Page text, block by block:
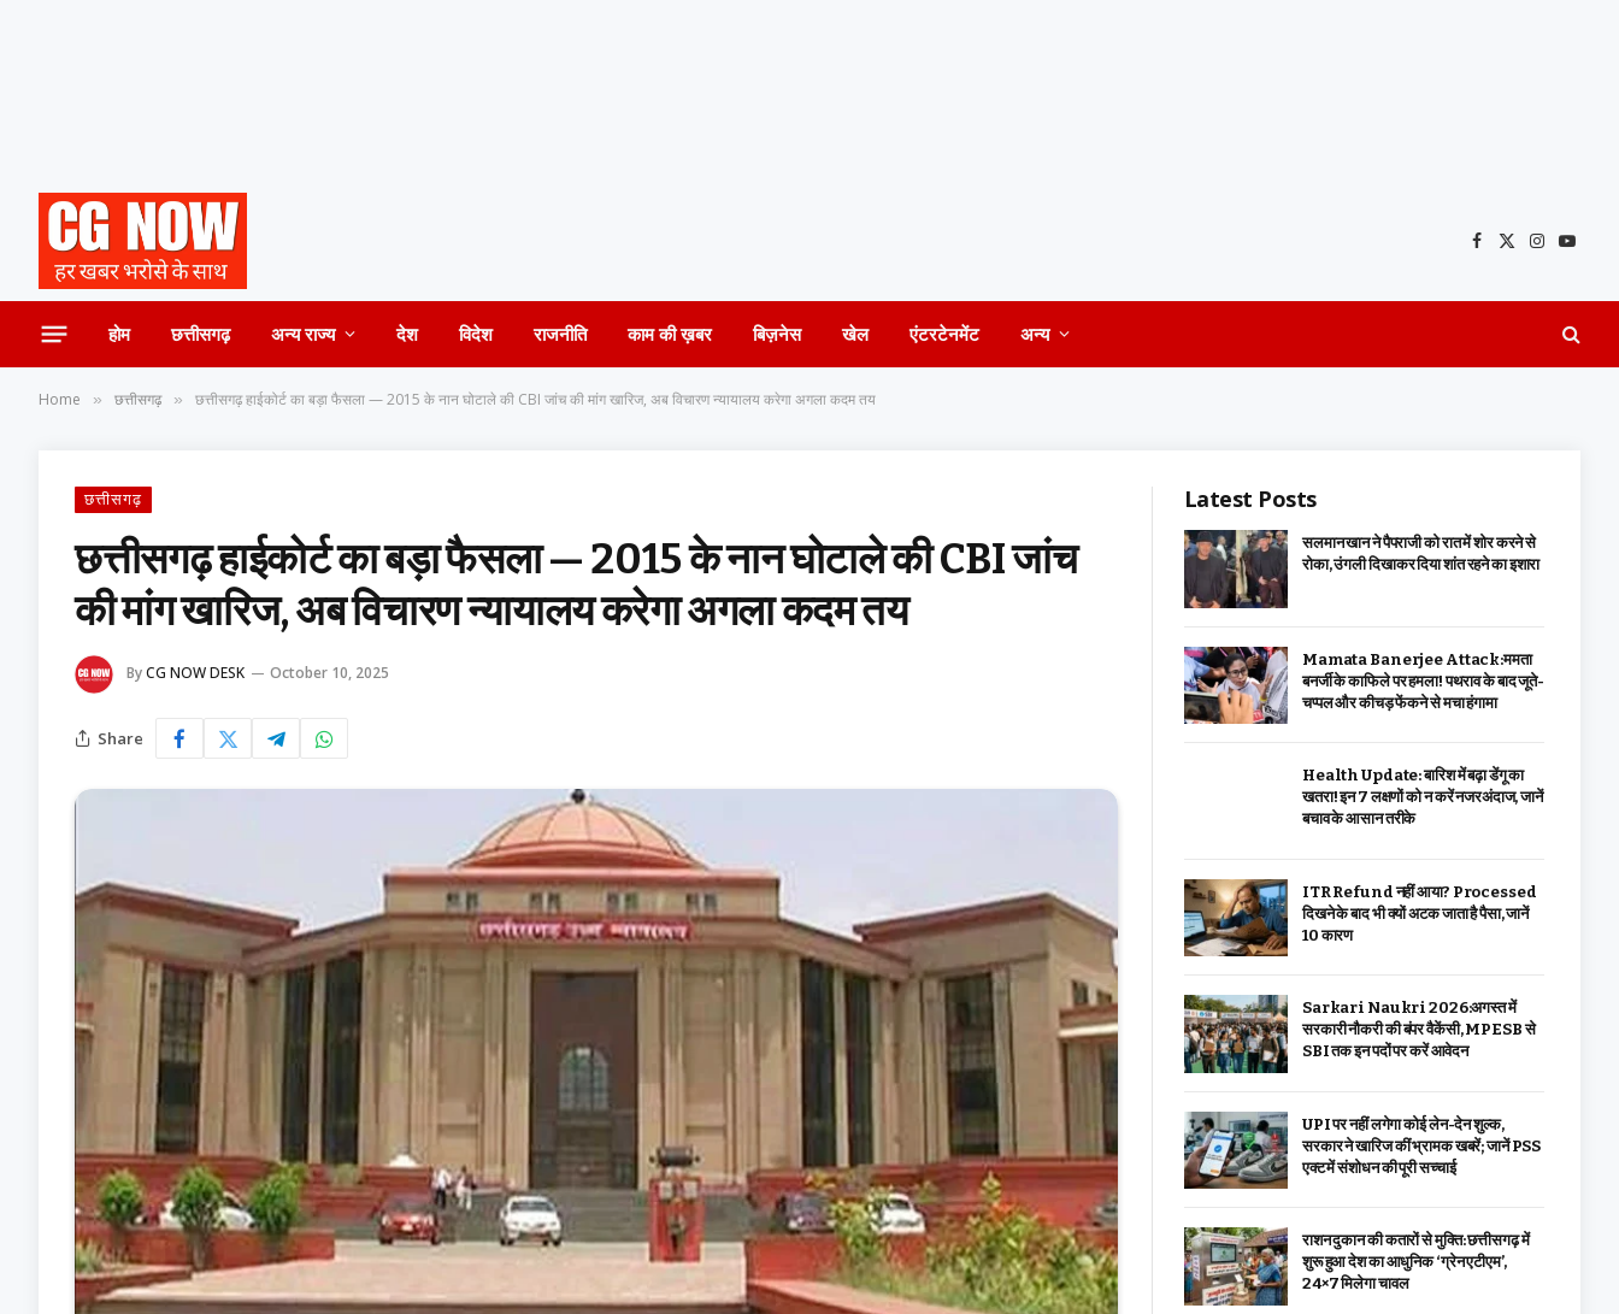
Facebook
X
Instagram
होम छत्तीसगढ़ अन्य राज्य देश विदेश राजनीति काम की ख़बर बिज़नेस खेल एंटरटेनमेंट अन्य
Home » छत्तीसगढ़ » छत्तीसगढ़ हाईकोर्ट का बड़ा फैसला — 2015 के नान घोटाले की CBI जांच की मांग खारिज, अब विचारण न्यायालय करेगा अगला कदम तय
छत्तीसगढ़
छत्तीसगढ़ हाईकोर्ट का बड़ा फैसला — 2015 के नान घोटाले की CBI जांच
की मांग खारिज, अब विचारण न्यायालय करेगा अगला कदम तय
ByCG NOW DESK October 10, 2025
Share
Latest Posts
सलमान खान ने पैपराजी को रात में शोर करने से
रोका, उंगली दिखाकर दिया शांत रहने का इशारा
Mamata Banerjee Attack:ममता
बनर्जी के काफिले पर हमला! पथराव के बाद जूते-
चप्पल और कीचड़ फेंकने से मचा हंगामा
Health Update: बारिश में बढ़ा डेंगू का
खतरा! इन 7 लक्षणों को न करें नजरअंदाज, जानें
बचाव के आसान तरीके
ITR Refund नहीं आया? Processed
दिखने के बाद भी क्यों अटक जाता है पैसा, जानें
10 कारण
Sarkari Naukri 2026:अगस्त में
सरकारी नौकरी की बंपर वैकेंसी, MPESB से
SBI तक इन पदों पर करें आवेदन
UPI पर नहीं लगेगा कोई लेन-देन शुल्क,
सरकार ने खारिज कीं भ्रामक खबरें; जानें PSS
एक्ट में संशोधन की पूरी सच्चाई
राशन दुकान की कतारों से मुक्ति: छत्तीसगढ़ में
शुरू हुआ देश का आधुनिक ‘ग्रेन एटीएम’,
24×7 मिलेगा चावल